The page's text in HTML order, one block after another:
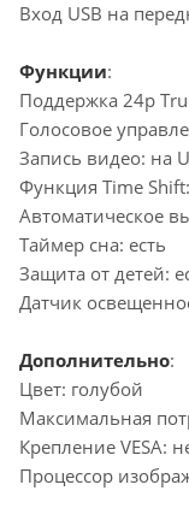
Вход USB на
Функции:
Поддержка 24p
Голосовое
Запись видео: на
Функция Time
Автоматическое
Таймер сна: есть
Защита от детей:
Датчик
Дополнительно:
Цвет: голубой
Максимальная
Крепление VESA:
Процессор